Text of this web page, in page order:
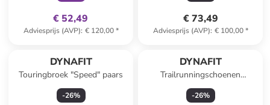
€ 52,49
Adviesprijs (AVP): € 120,00*
€ 73,49
Adviesprijs (AVP): € 100,00*
DYNAFIT
Touringbroek "Speed" paars
-26%
DYNAFIT
Trailrunningschoenen
"Transalper"
donkerblauw/lichtroze
-26%